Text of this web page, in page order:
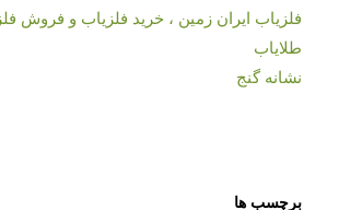
فلزیاب ایران زمین ، خرید فلزیاب و فروش
طلایاب
نشانه گنج
برچسب ها